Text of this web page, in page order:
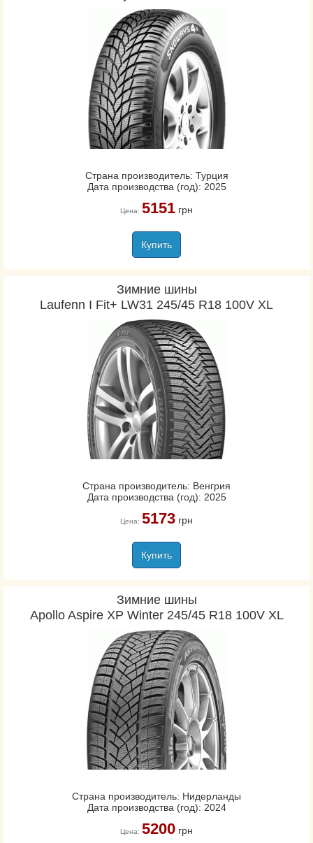
Страна производитель: Турция
Дата производства (год): 2025
Цена: 5151грн
Купить
Зимние шины
Laufenn I Fit+ LW31 245/45 R18 100V XL
Страна производитель: Венгрия
Дата производства (год): 2025
Цена: 5173грн
Купить
Зимние шины
Apollo Aspire XP Winter 245/45 R18 100V XL
Страна производитель: Нидерланды
Дата производства (год): 2024
Цена: 5200грн